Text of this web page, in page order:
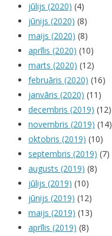
jūlijs (2020) (4)
jūnijs (2020) (8)
maijs (2020) (8)
aprīlis (2020) (10)
marts (2020) (12)
februāris (2020) (16)
janvāris (2020) (11)
decembris (2019) (12)
novembris (2019) (14)
oktobris (2019) (10)
septembris (2019) (7)
augusts (2019) (8)
jūlijs (2019) (10)
jūnijs (2019) (12)
maijs (2019) (13)
aprīlis (2019) (8)